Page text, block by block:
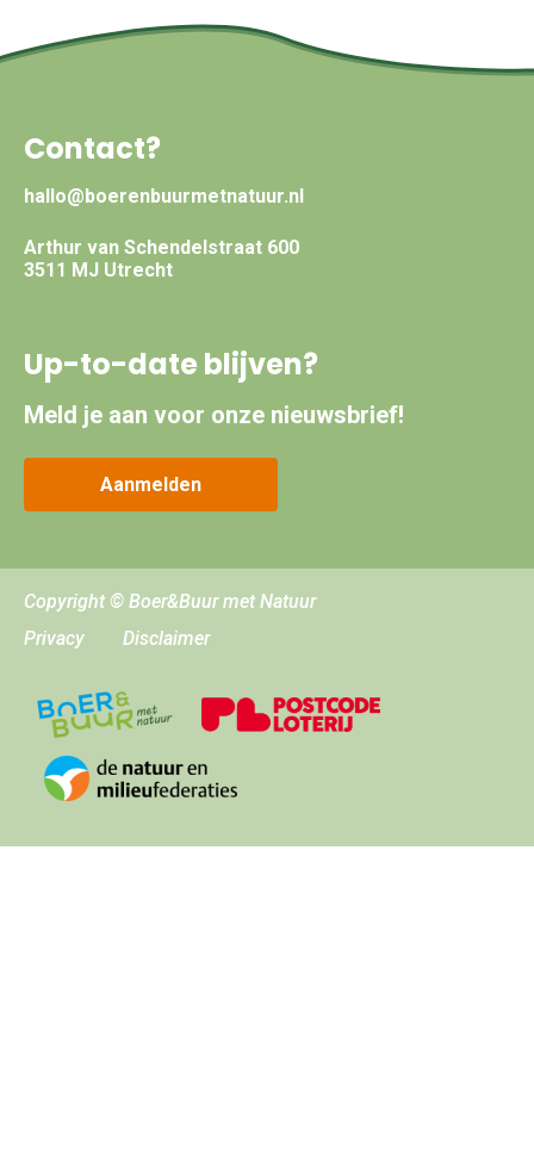
Contact?
hallo@boerenbuurmetnatuur.nl
Arthur van Schendelstraat 600
3511 MJ Utrecht
Up-to-date blijven?
Meld je aan voor onze nieuwsbrief!
Aanmelden
Copyright © Boer&Buur met Natuur
Privacy
Disclaimer